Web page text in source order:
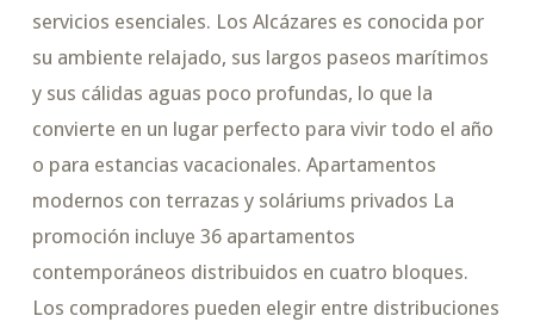
servicios esenciales. Los Alcázares es conocida por
su ambiente relajado, sus largos paseos marítimos
y sus cálidas aguas poco profundas, lo que la
convierte en un lugar perfecto para vivir todo el año
o para estancias vacacionales. Apartamentos
modernos con terrazas y soláriums privados La
promoción incluye 36 apartamentos
contemporáneos distribuidos en cuatro bloques.
Los compradores pueden elegir entre distribuciones